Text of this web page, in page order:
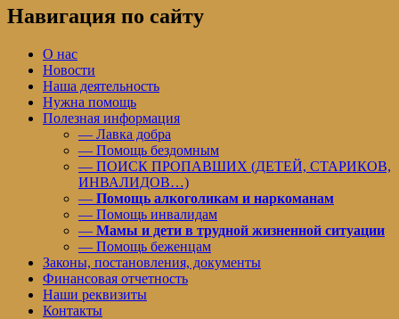
Навигация по сайту
О нас
Новости
Наша деятельность
Нужна помощь
Полезная информация
— Лавка добра
— Помощь бездомным
— ПОИСК ПРОПАВШИХ (ДЕТЕЙ, СТАРИКОВ,
ИНВАЛИДОВ…)
— Помощь алкоголикам и наркоманам
— Помощь инвалидам
— Мамы и дети в трудной жизненной ситуации
— Помощь беженцам
Законы, постановления, документы
Финансовая отчетность
Наши реквизиты
Контакты